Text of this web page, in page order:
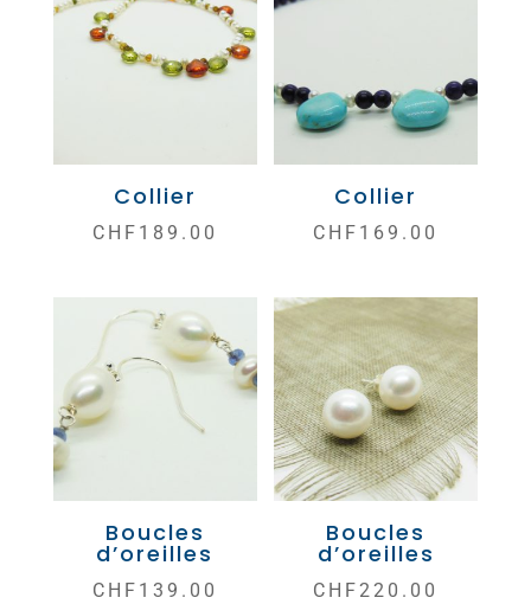
Collier
CHF 189.00
Collier
CHF 169.00
Boucles
d’oreilles
CHF 139.00
Boucles
d’oreilles
CHF220.00